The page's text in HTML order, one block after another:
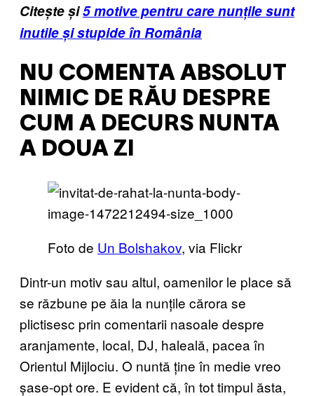
Citește și5 motive pentru care nunțile sunt
inutile și stupide în România
NU COMENTA ABSOLUT
NIMIC DE RĂU DESPRE
CUM A DECURS NUNTA
A DOUA ZI
Foto de Un Bolshakov, via Flickr
Dintr-un motiv sau altul, oamenilor le place să
se răzbune pe ăia la nunțile cărora se
plictisesc prin comentarii nasoale despre
aranjamente, local, DJ, haleală, pacea în
Orientul Mijlociu. O nuntă ține în medie vreo
șase-opt ore. E evident că, în tot timpul ăsta,